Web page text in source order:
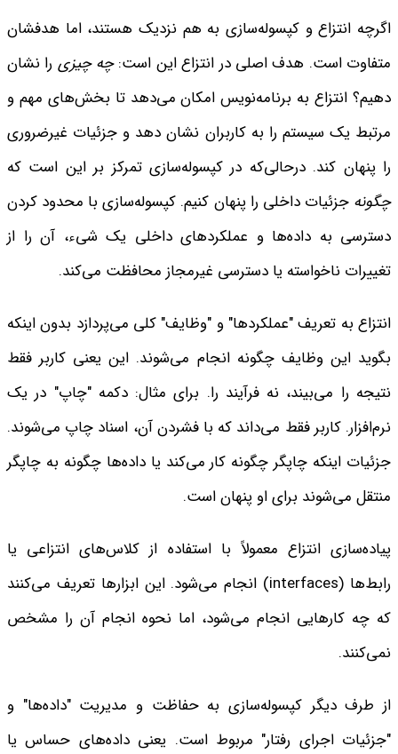
اگرچه انتزاع و کپسوله‌سازی به هم نزدیک هستند، اما هدفشان
متفاوت است. هدف اصلی در انتزاع این است:چه چیزی را نشان
دهیم؟ انتزاع به برنامه‌نویس امکان می‌دهد تا بخش‌های مهم و
مرتبط یک سیستم را به کاربران نشان دهد و جزئیات غیرضروری
را پنهان کند. درحالی‌که در کپسوله‌سازی تمرکز بر این است که
چگونه جزئیات داخلی را پنهان کنیم. کپسوله‌سازی با محدود کردن
دسترسی به داده‌ها و عملکردهای داخلی یک شیء، آن را از
تغییرات ناخواسته یا دسترسی غیرمجاز محافظت می‌کند.
انتزاع به تعریف "عملکردها" و "وظایف" کلی می‌پردازد بدون اینکه
بگوید این وظایف چگونه انجام می‌شوند. این یعنی کاربر فقط
نتیجه را می‌بیند، نه فرآیند را. برای مثال: دکمه "چاپ" در یک
نرم‌افزار. کاربر فقط می‌داند که با فشردن آن، اسناد چاپ می‌شوند.
جزئیات اینکه چاپگر چگونه کار می‌کند یا داده‌ها چگونه به چاپگر
منتقل می‌شوند برای او پنهان است.
پیاده‌سازی انتزاع معمولاً با استفاده از کلاس‌های انتزاعی یا
رابط‌ها (interfaces) انجام می‌شود. این ابزارها تعریف می‌کنند
که چه کارهایی انجام می‌شود، اما نحوه انجام آن را مشخص
نمی‌کنند.
از طرف دیگر کپسوله‌سازی به حفاظت و مدیریت "داده‌ها" و
"جزئیات اجرای رفتار" مربوط است. یعنی داده‌های حساس یا